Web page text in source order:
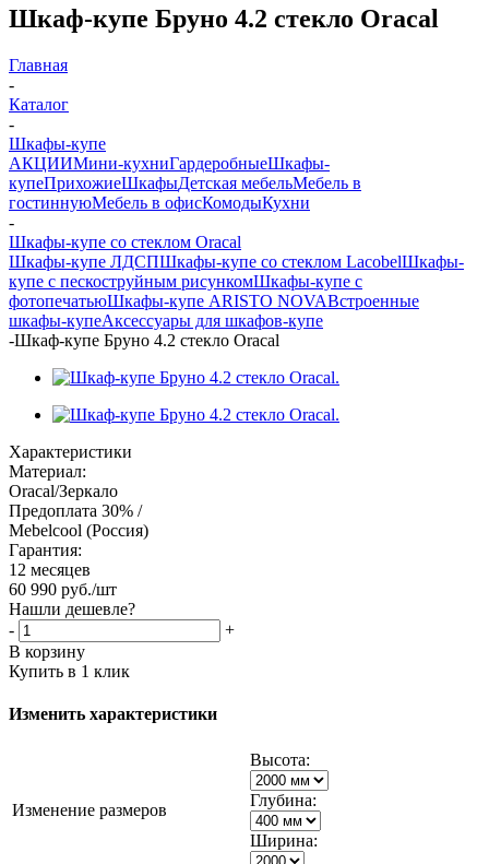
Шкаф-купе Бруно 4.2 стекло Oracal
Главная
-
Каталог
-
Шкафы-купе
АКЦИИМини-кухниГардеробныеШкафы-
купеПрихожиеШкафыДетская мебельМебель в
гостиннуюМебель в офисКомодыКухни
-
Шкафы-купе со стеклом Oracal
Шкафы-купе ЛДСПШкафы-купе со стеклом LacobelШкафы-
купе с пескоструйным рисункомШкафы-купе с
фотопечатьюШкафы-купе ARISTO NOVAВстроенные
шкафы-купеАксессуары для шкафов-купе
-Шкаф-купе Бруно 4.2 стекло Oracal
Характеристики
Материал:
Oracal/Зеркало
Предоплата 30% /
Mebelcool (Россия)
Гарантия:
12 месяцев
60 990 руб./шт
Нашли дешевле?
-
+
В корзину
Купить в 1 клик
Изменить характеристики
Изменение размеров
Высота:
Глубина:
Ширина: